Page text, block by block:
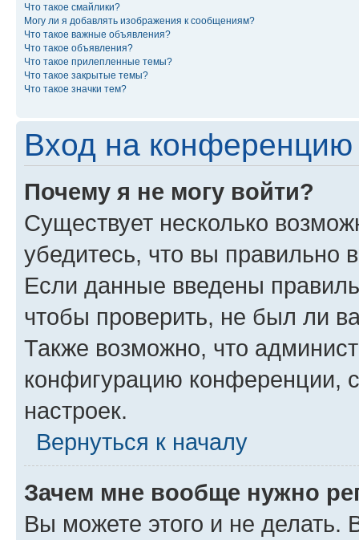
Что такое смайлики?
Могу ли я добавлять изображения к сообщениям?
Что такое важные объявления?
Что такое объявления?
Что такое прилепленные темы?
Что такое закрытые темы?
Что такое значки тем?
Вход на конференцию
Почему я не могу войти?
Существует несколько
убедитесь, что вы правильно
Если данные введены
чтобы проверить, не был ли
Также возможно, что
конфигурацию конференции,
настроек.
Вернуться к началу
Зачем мне вообще нужно
Вы можете этого и не делать.